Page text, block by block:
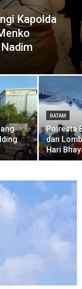
Kapolda
BATAM
Polresta
dan
Hari